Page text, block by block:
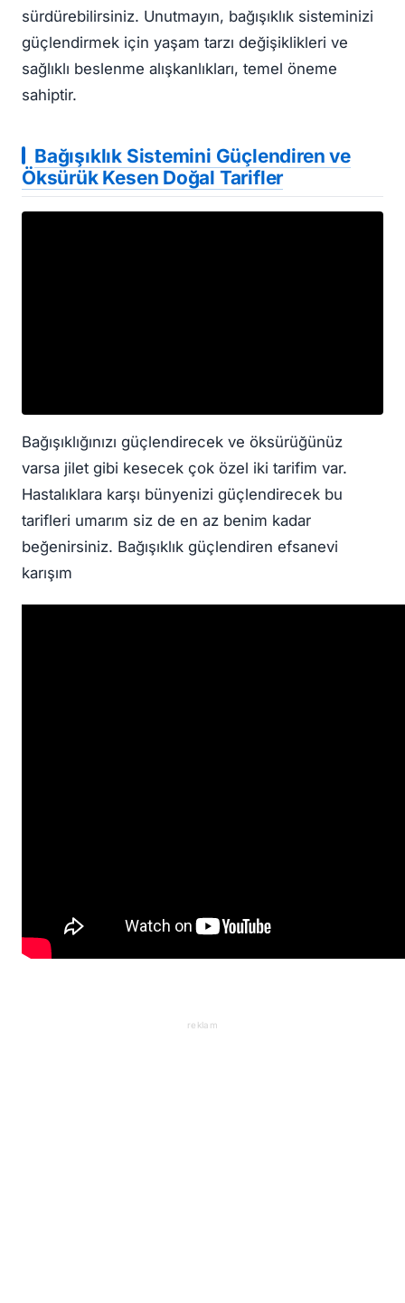
sürdürebilirsiniz. Unutmayın, bağışıklık sisteminizi
güçlendirmek için yaşam tarzı değişiklikleri ve
sağlıklı beslenme alışkanlıkları, temel öneme
sahiptir.
Bağışıklık Sistemini Güçlendiren ve
Öksürük Kesen Doğal Tarifler
Bağışıklığınızı güçlendirecek ve öksürüğünüz
varsa jilet gibi kesecek çok özel iki tarifim var.
Hastalıklara karşı bünyenizi güçlendirecek bu
tarifleri umarım siz de en az benim kadar
beğenirsiniz. Bağışıklık güçlendiren efsanevi
karışım
reklam